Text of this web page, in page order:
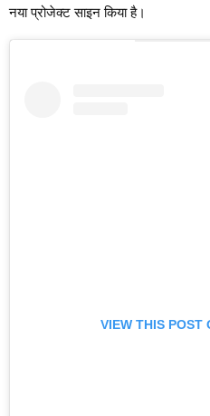
नया प्रोजेक्ट साइन किया है।
VIEW THIS POST